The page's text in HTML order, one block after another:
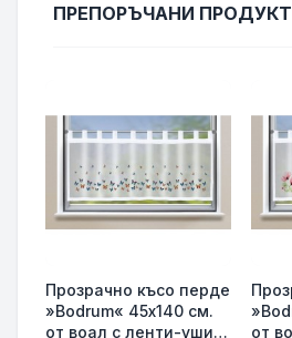
ПРЕПОРЪЧАНИ
Прозрачно късо перде
»Bodrum« 45х140 см.
от воал с ленти-уши
от